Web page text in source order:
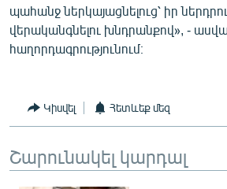
պահանջ ներկայացնելուց՝ իր
վերականգնելու խնդրանքով», -
հաղորդագրությունում։
Կիսվել Հետևեք մեզ
Շարունակել կարդալ